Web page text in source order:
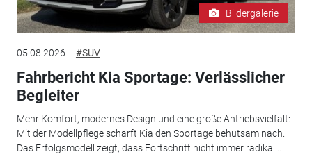
Bildergalerie
05.08.2026 #SUV
Fahrbericht Kia Sportage: Verlässlicher
Begleiter
Mehr Komfort, modernes Design und eine große Antriebsvielfalt:
Mit der Modellpflege schärft Kia den Sportage behutsam nach.
Das Erfolgsmodell zeigt, dass Fortschritt nicht immer radikal...